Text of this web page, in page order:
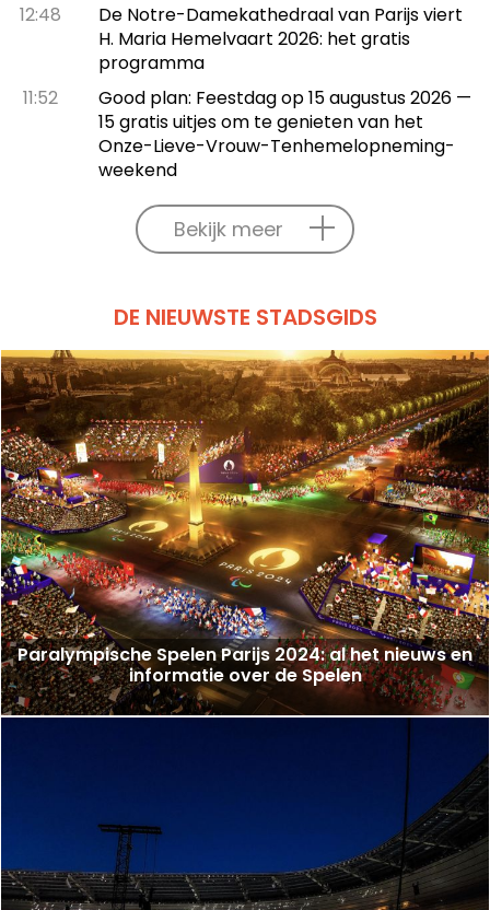
12:48
De Notre-Damekathedraal van Parijs viert
H. Maria Hemelvaart 2026: het gratis
programma
11:52
Good plan: Feestdag op 15 augustus 2026 —
15 gratis uitjes om te genieten van het
Onze-Lieve-Vrouw-Tenhemelopneming-
weekend
Bekijk meer
DE NIEUWSTE STADSGIDS
Paralympische Spelen Parijs 2024: al het nieuws en
informatie over de Spelen